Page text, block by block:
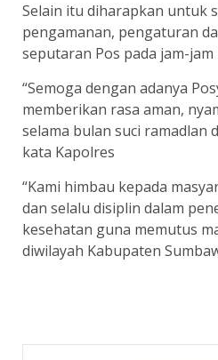
Selain itu diharapkan untuk
pengamanan, pengaturan
seputaran Pos pada jam-jam
“Semoga dengan adanya
memberikan rasa aman,
selama bulan suci ramadlan
kata Kapolres
“Kami himbau kepada
dan selalu disiplin dalam
kesehatan guna memutus
diwilayah Kabupaten